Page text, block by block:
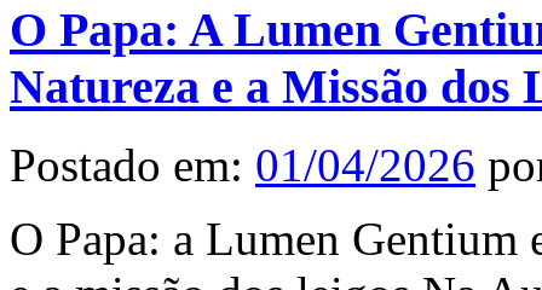
O Papa: A Lumen
Natureza e a Missão dos
Postado em: 01/04/2026
O Papa: a Lumen Gentium